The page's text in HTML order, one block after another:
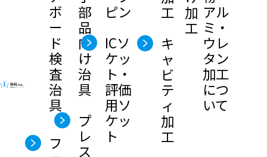
ボ
ー
ド
検
査
治
具
フ
部
品
向
け
治
具
プ
レ
ス
ピン
ICソ
ケッ
ト・
評価
用ソ
ケッ
ト
工
キ
ャ
ビ
テ
ィ
加
工
加
工
アル
ミ・
ウレ
タン
加工
につ
いて
長年の電子部品検査治具製造で培った
「精密微細穴加工」でお客様のご要望
にお応えします